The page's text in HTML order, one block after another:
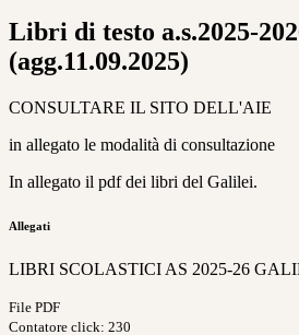
Libri di testo a.s.2025-
(agg.11.09.2025)
CONSULTARE IL SITO DELL'AIE
in allegato le modalità di consultazione
In allegato il pdf dei libri del Galilei.
Allegati
LIBRI SCOLASTICI AS 2025-26
File PDF
Contatore click: 230